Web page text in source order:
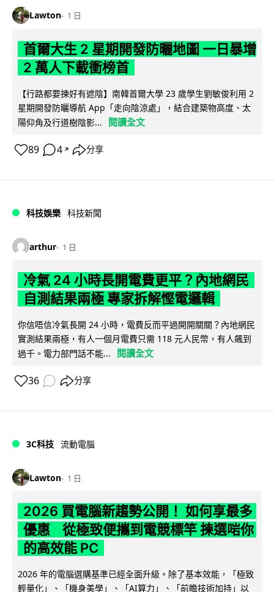
Lawton 1 日
首爾大生 2 星期開發防曬地圖 一日暴增
2 萬人下載衝榜首
【行路都要揀好有遮陰】南韓首爾大學 23 歲學生劉敏俊利用 2
星期開發防曬導航 App「走向陰涼處」，結合建築物高度、太
陽仰角及行道樹陰影...
閱讀全文
89 4 ↗ 分享
科技娛樂 科技新聞
arthur 1 日
冷氣 24 小時長開電費更平？內地網民
自測結果兩極 專家拆解慳電邏輯
你信唔信冷氣長開 24 小時，電費反而平過開開關關？內地網民
實測結果兩極，有人一個月電費只需 118 元人民幣，有人飆到
過千。電力部門話不能...
閱讀全文
36 分享
3C科技 流動電腦
Lawton 1 日
2026 買電腦新趨勢公開！ 如何享最多
優惠 從極致便攜到電競標竿 揀選啱你
的高效能 PC
2026 年的電腦選購基準已經全面升級。除了基本效能，「極致
輕量化」、「機身美學」、「AI算力」、「前瞻技術加持」以